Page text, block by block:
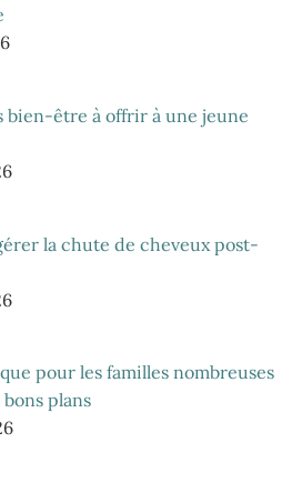
bien-être à offrir à une jeune
la chute de cheveux post-
pour les familles nombreuses
plans